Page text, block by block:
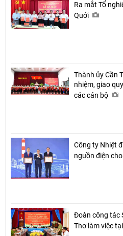
Ra mắt Tổ
Quới
Thành ủy Cần
nhiệm, giao
các cán bộ
Công ty Nhiệt
nguồn điện cho
Đoàn công tác
Thơ làm việc